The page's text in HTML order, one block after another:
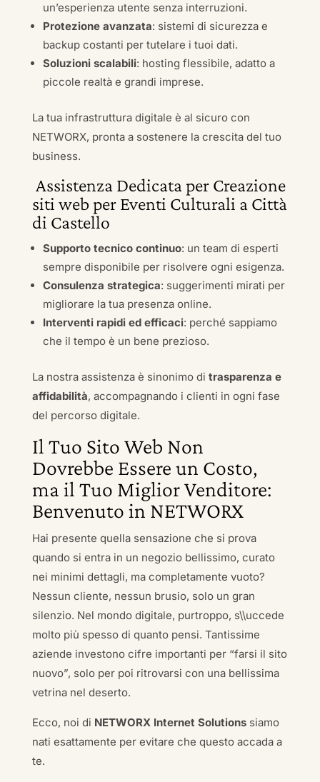
un’esperienza utente senza interruzioni.
Protezione avanzata: sistemi di sicurezza e
backup costanti per tutelare i tuoi dati.
Soluzioni scalabili: hosting flessibile, adatto a
piccole realtà e grandi imprese.
La tua infrastruttura digitale è al sicuro con
NETWORX, pronta a sostenere la crescita del tuo
business.
Assistenza Dedicata per Creazione
siti web per Eventi Culturali a Città
di Castello
Supporto tecnico continuo: un team di esperti
sempre disponibile per risolvere ogni esigenza.
Consulenza strategica: suggerimenti mirati per
migliorare la tua presenza online.
Interventi rapidi ed efficaci: perché sappiamo
che il tempo è un bene prezioso.
La nostra assistenza è sinonimo di trasparenza e
affidabilità, accompagnando i clienti in ogni fase
del percorso digitale.
Il Tuo Sito Web Non
Dovrebbe Essere un Costo,
ma il Tuo Miglior Venditore:
Benvenuto in NETWORX
Hai presente quella sensazione che si prova
quando si entra in un negozio bellissimo, curato
nei minimi dettagli, ma completamente vuoto?
Nessun cliente, nessun brusio, solo un gran
silenzio. Nel mondo digitale, purtroppo, s\\uccede
molto più spesso di quanto pensi. Tantissime
aziende investono cifre importanti per “farsi il sito
nuovo”, solo per poi ritrovarsi con una bellissima
vetrina nel deserto.
Ecco, noi di NETWORX Internet Solutionssiamo
nati esattamente per evitare che questo accada a
te.